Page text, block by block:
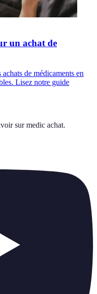
un achat de
de médicaments en
Lisez notre guide
sur medic achat.